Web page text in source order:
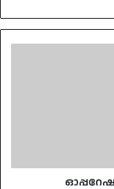
പിടിയിൽ